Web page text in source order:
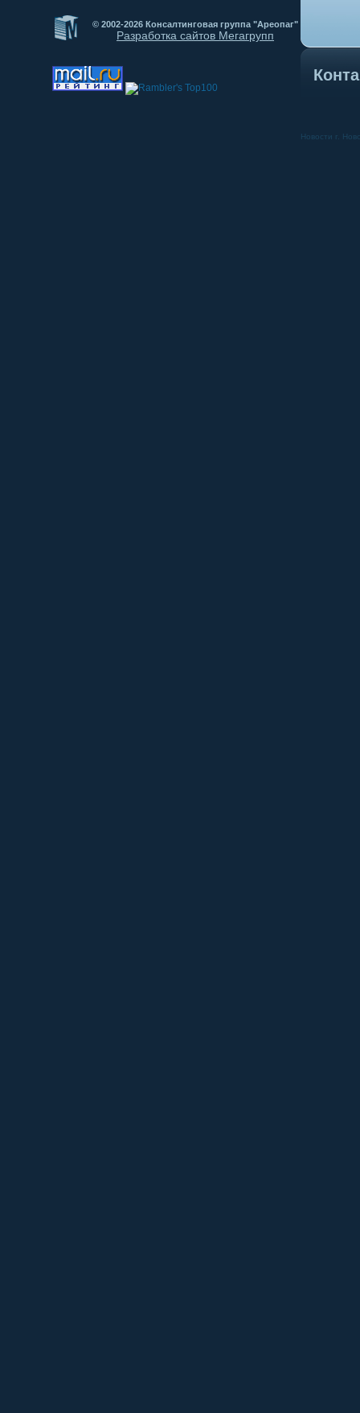
© 2002-2026 Консалтинговая группа "Ареопаг"
Разработка сайтов Мегагрупп
Новости г.